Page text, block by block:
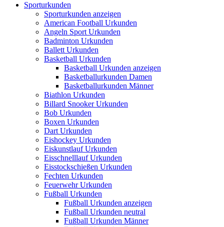
Sporturkunden
Sporturkunden anzeigen
American Football Urkunden
Angeln Sport Urkunden
Badminton Urkunden
Ballett Urkunden
Basketball Urkunden
Basketball Urkunden anzeigen
Basketballurkunden Damen
Basketballurkunden Männer
Biathlon Urkunden
Billard Snooker Urkunden
Bob Urkunden
Boxen Urkunden
Dart Urkunden
Eishockey Urkunden
Eiskunstlauf Urkunden
Eisschnelllauf Urkunden
Eisstockschießen Urkunden
Fechten Urkunden
Feuerwehr Urkunden
Fußball Urkunden
Fußball Urkunden anzeigen
Fußball Urkunden neutral
Fußball Urkunden Männer